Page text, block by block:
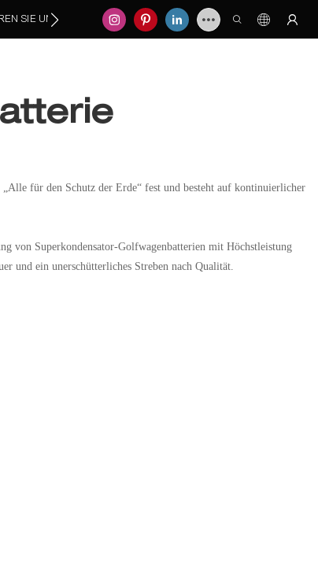
SIE UNS
für den Schutz der Erde“ fest und besteht auf kontinuierlicher
von Superkondensator-Golfwagenbatterien mit Höchstleistung
und ein unerschütterliches Streben nach Qualität.